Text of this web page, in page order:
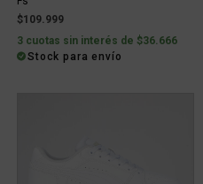
$109.999
3 cuotas sin interés de $36.666
Stock para envío